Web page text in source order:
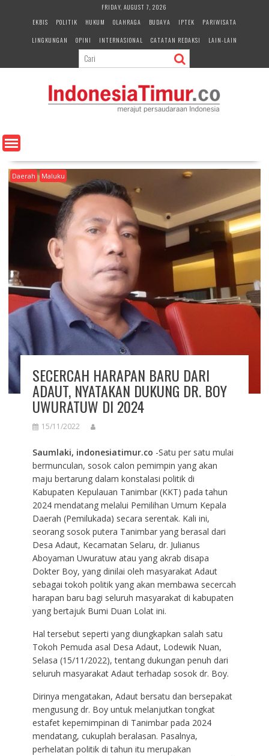
e
n
FRIDAY, AUGUST 7, 2026
EKBIS
POLITIK HUKUM OLAHRAGA BUDAYA IPTEK
PARIWISATA
LINGKUNGAN
OPINI INTERNASIONAL CATATAN REDAKSI LAIN-LAIN
Daerah Maluku
SECERCAH HARAPAN BARU DARI
ADAUT, NYATAKAN DUKUNG DR. BOY
UWURATUW DI 2024
15/11/2022
Saumlaki, indonesiatimur.co -Satu per satu mulai
bermunculan, sosok calon pemimpin yang akan
maju bertarung dalam konstalasi politik di
Kabupaten Kepulauan Tanimbar (KKT) pada tahun
2024 mendatang melalui Pemilihan Umum Kepala
Daerah (Pemilukada) secara serentak. Kali ini,
seorang sosok putera Tanimbar yang berasal dari
Desa Adaut, Kecamatan Selaru, dr. Julianus
Aboyaman Uwuratuw atau yang akrab disapa
Dokter Boy, yang dinilai oleh masyarakat Adaut
sebagai tokoh politik yang akan membawa secercah
harapan baru bagi seluruh masyarakat di kabupaten
yang bertajuk Bumi Duan Lolat ini.
Hal tersebut seperti yang diungkapkan salah satu
Tokoh Pemuda asal Desa Adaut, Lodewik Nuan,
Selasa (15/11/2022), tentang dukungan penuh dari
seluruh masyarakat Adaut terhadap sosok dr. Boy.
Dirinya mengatakan, Adaut bersatu dan bersepakat
mengusung dr. Boy untuk melanjutkan tongkat
estafet kepemimpinan di Tanimbar pada 2024
mendatang, cukuplah beralasan. Pasalnya,
perhelatan politik di tahun itu merupakan